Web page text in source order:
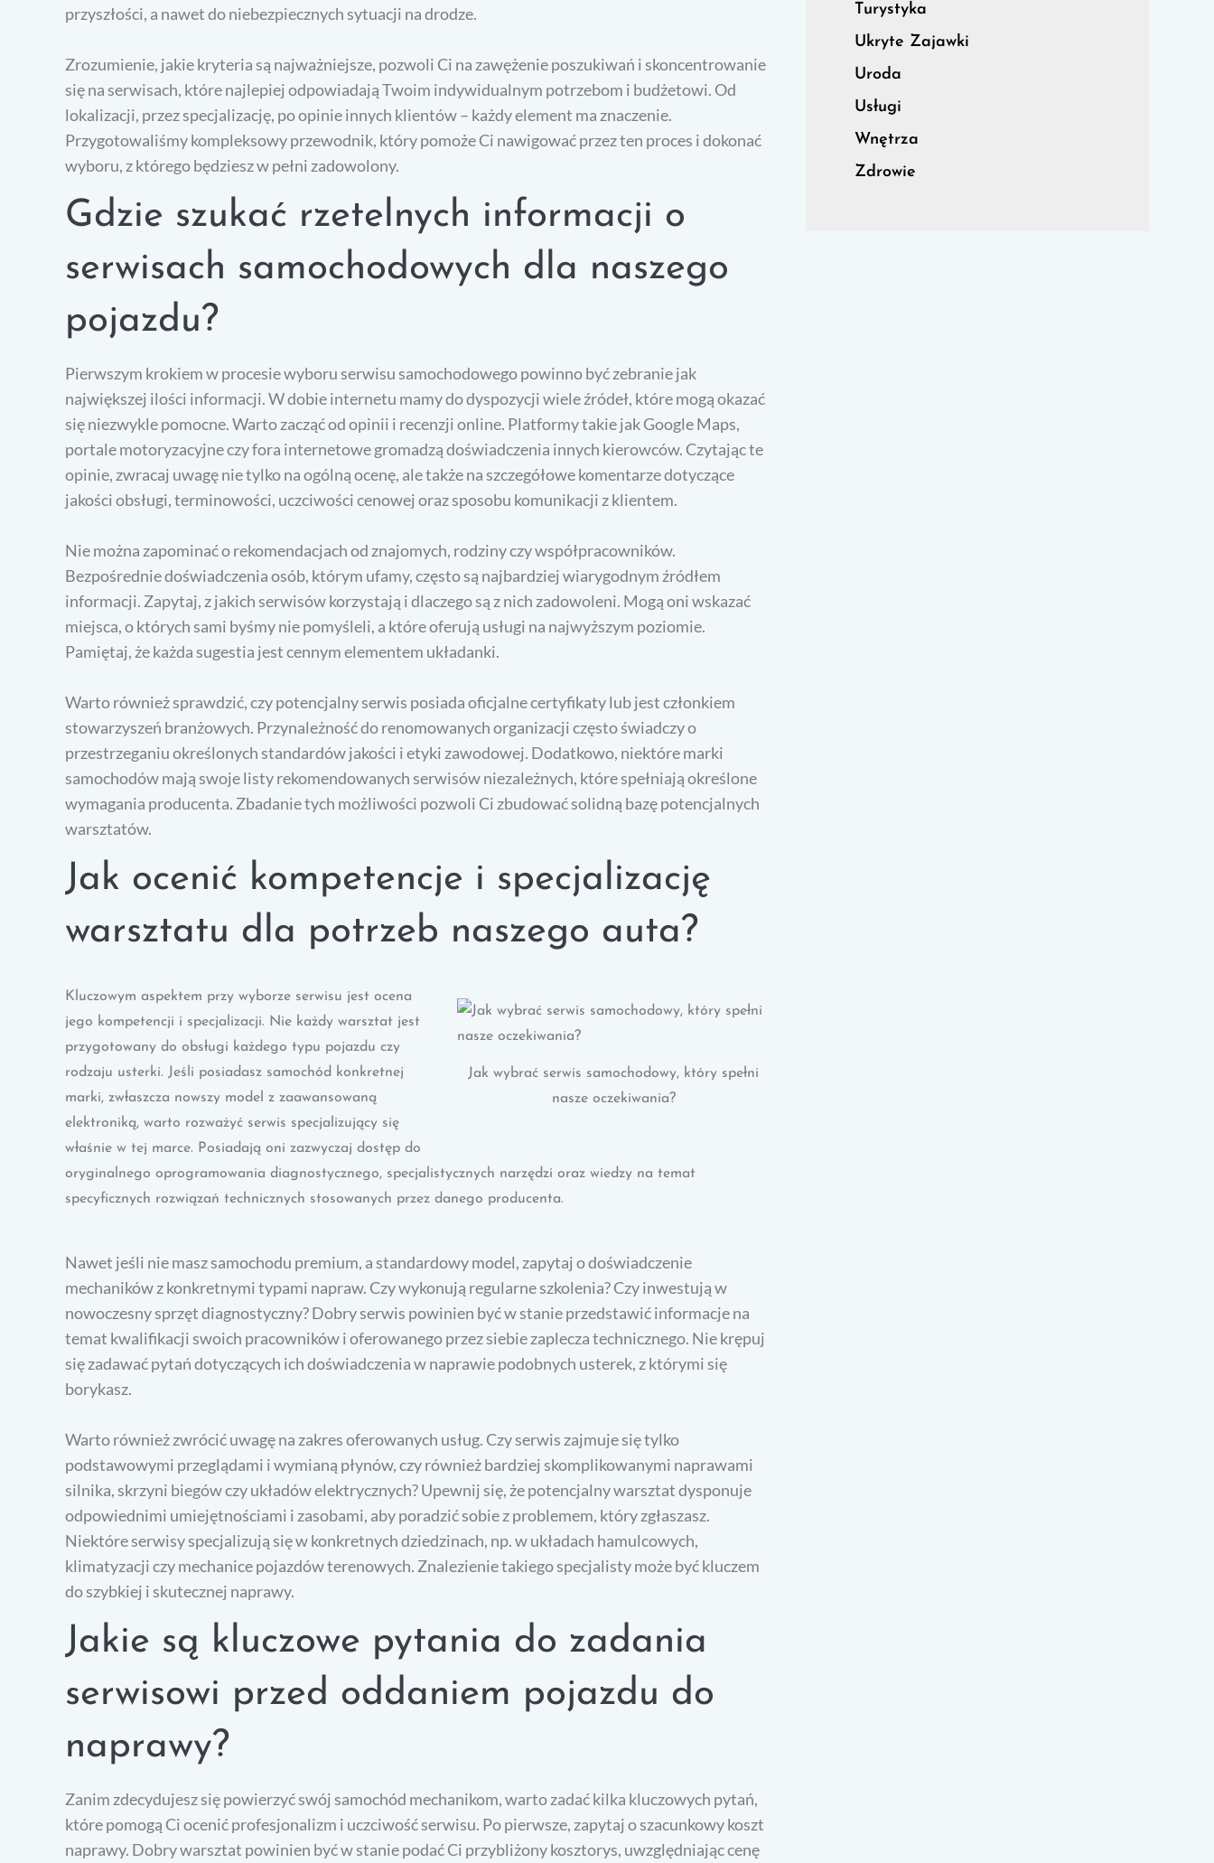
przyszłości, a nawet do niebezpiecznych sytuacji na drodze.
Zrozumienie, jakie kryteria są najważniejsze, pozwoli Ci na zawężenie poszukiwań i skoncentrowanie
się na serwisach, które najlepiej odpowiadają Twoim indywidualnym potrzebom i budżetowi. Od
lokalizacji, przez specjalizację, po opinie innych klientów – każdy element ma znaczenie.
Przygotowaliśmy kompleksowy przewodnik, który pomoże Ci nawigować przez ten proces i dokonać
wyboru, z którego będziesz w pełni zadowolony.
Gdzie szukać rzetelnych informacji o
serwisach samochodowych dla naszego
pojazdu?
Pierwszym krokiem w procesie wyboru serwisu samochodowego powinno być zebranie jak
największej ilości informacji. W dobie internetu mamy do dyspozycji wiele źródeł, które mogą okazać
się niezwykle pomocne. Warto zacząć od opinii i recenzji online. Platformy takie jak Google Maps,
portale motoryzacyjne czy fora internetowe gromadzą doświadczenia innych kierowców. Czytając te
opinie, zwracaj uwagę nie tylko na ogólną ocenę, ale także na szczegółowe komentarze dotyczące
jakości obsługi, terminowości, uczciwości cenowej oraz sposobu komunikacji z klientem.
Nie można zapominać o rekomendacjach od znajomych, rodziny czy współpracowników.
Bezpośrednie doświadczenia osób, którym ufamy, często są najbardziej wiarygodnym źródłem
informacji. Zapytaj, z jakich serwisów korzystają i dlaczego są z nich zadowoleni. Mogą oni wskazać
miejsca, o których sami byśmy nie pomyśleli, a które oferują usługi na najwyższym poziomie.
Pamiętaj, że każda sugestia jest cennym elementem układanki.
Warto również sprawdzić, czy potencjalny serwis posiada oficjalne certyfikaty lub jest członkiem
stowarzyszeń branżowych. Przynależność do renomowanych organizacji często świadczy o
przestrzeganiu określonych standardów jakości i etyki zawodowej. Dodatkowo, niektóre marki
samochodów mają swoje listy rekomendowanych serwisów niezależnych, które spełniają określone
wymagania producenta. Zbadanie tych możliwości pozwoli Ci zbudować solidną bazę potencjalnych
warsztatów.
Jak ocenić kompetencje i specjalizację
warsztatu dla potrzeb naszego auta?
Jak wybrać serwis samochodowy, który spełni
nasze oczekiwania?
Kluczowym aspektem przy wyborze serwisu jest ocena
jego kompetencji i specjalizacji. Nie każdy warsztat jest
przygotowany do obsługi każdego typu pojazdu czy
rodzaju usterki. Jeśli posiadasz samochód konkretnej
marki, zwłaszcza nowszy model z zaawansowaną
elektroniką, warto rozważyć serwis specjalizujący się
właśnie w tej marce. Posiadają oni zazwyczaj dostęp do
oryginalnego oprogramowania diagnostycznego, specjalistycznych narzędzi oraz wiedzy na temat
specyficznych rozwiązań technicznych stosowanych przez danego producenta.
Nawet jeśli nie masz samochodu premium, a standardowy model, zapytaj o doświadczenie
mechaników z konkretnymi typami napraw. Czy wykonują regularne szkolenia? Czy inwestują w
nowoczesny sprzęt diagnostyczny? Dobry serwis powinien być w stanie przedstawić informacje na
temat kwalifikacji swoich pracowników i oferowanego przez siebie zaplecza technicznego. Nie krępuj
się zadawać pytań dotyczących ich doświadczenia w naprawie podobnych usterek, z którymi się
borykasz.
Warto również zwrócić uwagę na zakres oferowanych usług. Czy serwis zajmuje się tylko
podstawowymi przeglądami i wymianą płynów, czy również bardziej skomplikowanymi naprawami
silnika, skrzyni biegów czy układów elektrycznych? Upewnij się, że potencjalny warsztat dysponuje
odpowiednimi umiejętnościami i zasobami, aby poradzić sobie z problemem, który zgłaszasz.
Niektóre serwisy specjalizują się w konkretnych dziedzinach, np. w układach hamulcowych,
klimatyzacji czy mechanice pojazdów terenowych. Znalezienie takiego specjalisty może być kluczem
do szybkiej i skutecznej naprawy.
Jakie są kluczowe pytania do zadania
serwisowi przed oddaniem pojazdu do
naprawy?
Zanim zdecydujesz się powierzyć swój samochód mechanikom, warto zadać kilka kluczowych pytań,
które pomogą Ci ocenić profesjonalizm i uczciwość serwisu. Po pierwsze, zapytaj o szacunkowy koszt
naprawy. Dobry warsztat powinien być w stanie podać Ci przybliżony kosztorys, uwzględniając cenę
Turystyka
Ukryte Zajawki
Uroda
Usługi
Wnętrza
Zdrowie